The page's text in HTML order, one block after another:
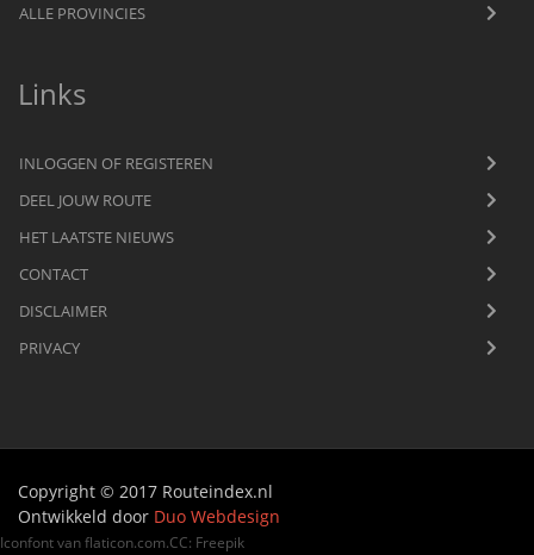
ALLE PROVINCIES
Links
INLOGGEN OF REGISTEREN
DEEL JOUW ROUTE
HET LAATSTE NIEUWS
CONTACT
DISCLAIMER
PRIVACY
Copyright © 2017 Routeindex.nl
Ontwikkeld door Duo Webdesign
Iconfont vanflaticon.com.CC: Freepik